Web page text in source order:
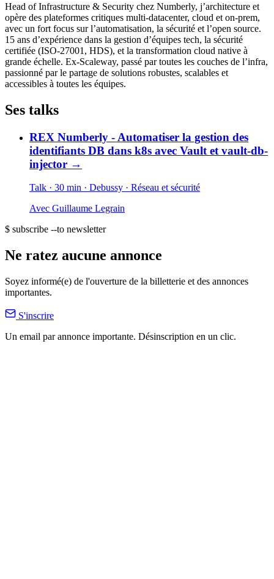
Head of Infrastructure & Security chez Numberly, j’architecture et
opère des plateformes critiques multi-datacenter, cloud et on-prem,
avec un fort focus sur l’automatisation, la sécurité et l’open source.
15 ans d’expérience dans la gestion d’équipes tech, la sécurité
certifiée (ISO-27001, HDS), et la transformation cloud native à
grande échelle. Ex-Scaleway, passé par toutes les couches de l’infra,
passionné par le partage de solutions robustes, scalables et
accessibles à toutes les équipes.
Ses talks
REX Numberly - Automatiser la gestion des
identifiants DB dans k8s avec Vault et vault-db-
injector →
Talk · 30 min · Debussy · Réseau et sécurité
Avec Guillaume Legrain
$ subscribe --to newsletter
Ne ratez aucune annonce
Soyez informé(e) de l'ouverture de la billetterie et des annonces
importantes.
S'inscrire
Un email par annonce importante. Désinscription en un clic.